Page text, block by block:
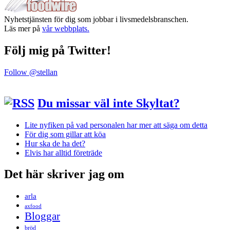
Nyhetstjänsten för dig som jobbar i livsmedelsbranschen.
Läs mer på vår webbplats.
Följ mig på Twitter!
Follow @stellan
Du missar väl inte Skyltat?
Lite nyfiken på vad personalen har mer att säga om detta
För dig som gillar att köa
Hur ska de ha det?
Elvis har alltid företräde
Det här skriver jag om
arla
axfood
Bloggar
bröd